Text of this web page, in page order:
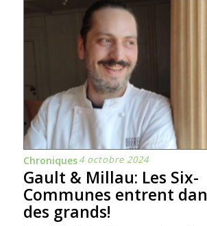
Chroniques4 octobre 2024
Gault & Millau: Les Six-
Communes entrent
des grands!